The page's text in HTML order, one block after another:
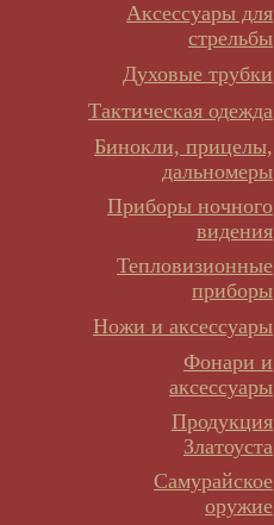
Аксессуары для
стрельбы
Духовые трубки
Тактическая одежда
Бинокли, прицелы,
дальномеры
Приборы ночного
видения
Тепловизионные
приборы
Ножи и аксессуары
Фонари и
аксессуары
Продукция
Златоуста
Самурайское
оружие